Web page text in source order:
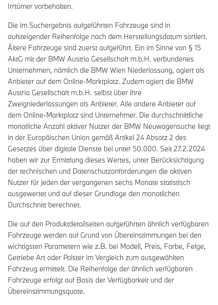
Irrtümer vorbehalten.
Die im Suchergebnis aufgeführten Fahrzeuge sind in
aufsteigender Reihenfolge nach dem Herstellungsdatum sortiert.
Ältere Fahrzeuge sind zuerst aufgeführt. Ein im Sinne von § 15
AktG mit der BMW Austria Gesellschaft m.b.H. verbundenes
Unternehmen, nämlich die BMW Wien Niederlassung, agiert als
Anbieter auf dem Online-Marktplatz. Zudem agiert die BMW
Austria Gesellschaft m.b.H. selbst über ihre
Zweigniederlassungen als Anbieter. Alle andere Anbieter auf
dem Online-Marktplatz sind Unternehmer. Die durchschnittliche
monatliche Anzahl aktiver Nutzer der BMW Neuwagensuche liegt
in der Europäischen Union gemäß Artikel 24 Absatz 2 des
Gesetzes über digitale Dienste bei unter 50.000. Seit 27.2.2024
haben wir zur Ermittlung dieses Wertes, unter Berücksichtigung
der technischen und Datenschutzanforderungen die aktiven
Nutzer für jeden der vergangenen sechs Monate statistisch
ausgewertet und auf dieser Grundlage den monatlichen
Durchschnitt berechnet.
Die auf den Produktdetailseiten aufgeführten ähnlich verfügbaren
Fahrzeuge werden auf Grund von Übereinstimmungen bei den
wichtigsten Parametern wie z.B. bei Modell, Preis, Farbe, Felge,
Getriebe Art oder Polster im Vergleich zum ausgewählten
Fahrzeug ermittelt. Die Reihenfolge der ähnlich verfügbaren
Fahrzeuge erfolgt auf Basis der Verfügbarkeit und der
Übereinstimmungsquote.